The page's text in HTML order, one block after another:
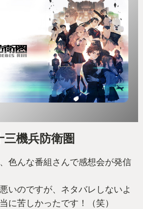
三機兵防衛圏
色んな番組さんで感想会が発信
いのですが、ネタバレしないよ
に苦しかったです！（笑）